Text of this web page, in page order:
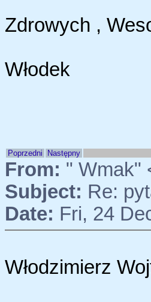
Zdrowych ,
Włodek
Poprzedni Następny
From: " Wmak"
Subject: Re:
Date: Fri, 24
Włodzimierz